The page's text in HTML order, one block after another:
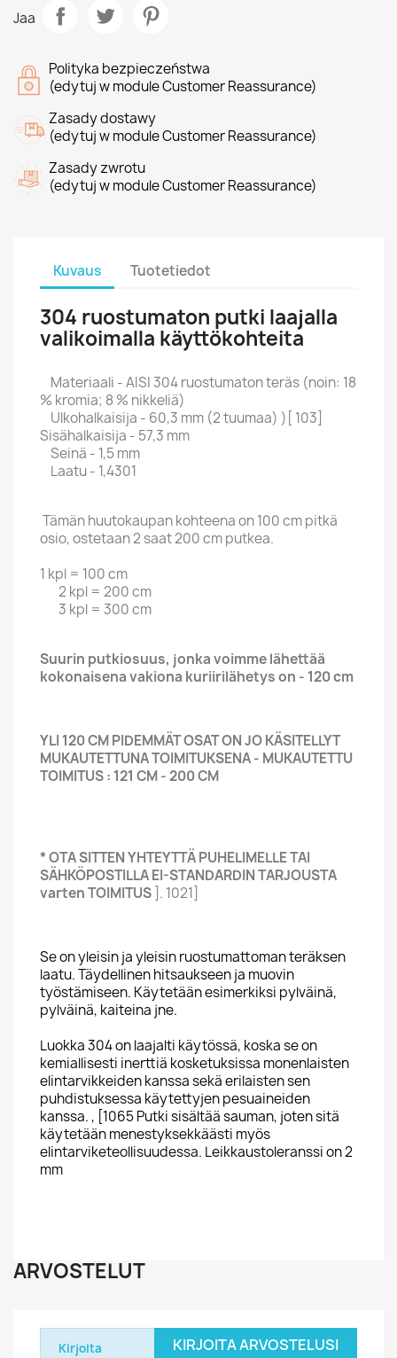
Jaa
Polityka bezpieczeństwa
(edytuj w module Customer Reassurance)
Zasady dostawy
(edytuj w module Customer Reassurance)
Zasady zwrotu
(edytuj w module Customer Reassurance)
Kuvaus Tuotetiedot
304 ruostumaton putki laajalla
valikoimalla käyttökohteita
Materiaali - AISI 304 ruostumaton teräs (noin: 18
% kromia; 8 % nikkeliä)
Ulkohalkaisija - 60,3 mm (2 tuumaa) )[ 103]
Sisähalkaisija - 57,3 mm
Seinä - 1,5 mm
Laatu - 1,4301
Tämän huutokaupan kohteena on 100 cm pitkä
osio, ostetaan 2 saat 200 cm putkea.
1 kpl = 100 cm
2 kpl = 200 cm
3 kpl = 300 cm
Suurin putkiosuus, jonka voimme lähettää
kokonaisena vakiona kuriirilähetys on - 120 cm
YLI 120 CM PIDEMMÄT OSAT ON JO KÄSITELLYT
MUKAUTETTUNA TOIMITUKSENA - MUKAUTETTU
TOIMITUS : 121 CM - 200 CM
* OTA SITTEN YHTEYTTÄ PUHELIMELLE TAI
SÄHKÖPOSTILLA EI-STANDARDIN TARJOUSTA
varten TOIMITUS ]. 1021]
Se on yleisin ja yleisin ruostumattoman teräksen
laatu. Täydellinen hitsaukseen ja muovin
työstämiseen. Käytetään esimerkiksi pylväinä,
pylväinä, kaiteina jne.
Luokka 304 on laajalti käytössä, koska se on
kemiallisesti inerttiä kosketuksissa monenlaisten
elintarvikkeiden kanssa sekä erilaisten sen
puhdistuksessa käytettyjen pesuaineiden
kanssa. , [1065 Putki sisältää sauman, joten sitä
käytetään menestyksekkäästi myös
elintarviketeollisuudessa. Leikkaustoleranssi on 2
mm
ARVOSTELUT
KIRJOITA ARVOSTELUSI
Kirjoita